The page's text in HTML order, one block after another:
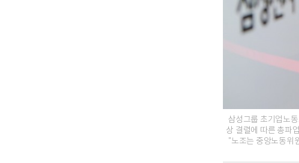
삼성그룹 초기업노
상 결렬에 따른 총파
"노조는 중앙노동위